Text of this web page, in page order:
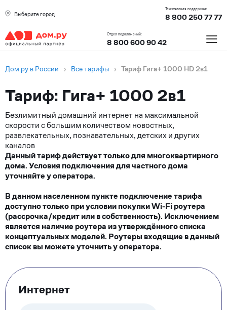
Выберите город
Техническая поддержка:
8 800 250 77 77
Отдел подключений:
8 800 600 90 42 ≡
Дом.ру в России › Все тарифы › Тариф Гига+ 1000 HD 2в1
Тариф: Гига+ 1000 2в1
Безлимитный домашний интернет на максимальной
скорости с большим количеством новостных,
развлекательных, познавательных, детских и других
каналов
Данный тариф действует только для многоквартирного
дома. Условия подключения для частного дома
уточняйте у оператора.
В данном населенном пункте подключение тарифа
доступно только при условии покупки Wi-Fi роутера
(рассрочка/кредит или в собственность). Исключением
является наличие роутера из утверждённого списка
концептуальных моделей. Роутеры входящие в данный
список вы можете уточнить у оператора.
Тарифные
опции
Интернет